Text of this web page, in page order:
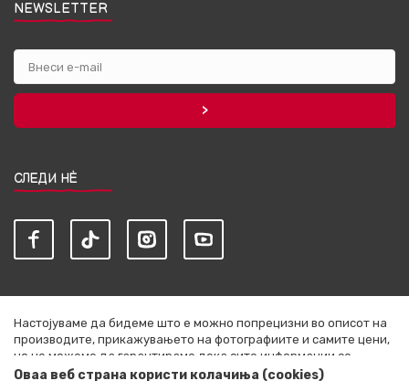
NEWSLETTER
СЛЕДИ НЀ
Настојуваме да бидеме што е можно попрецизни во описот на
производите, прикажувањето на фотографиите и самите цени,
но не можеме да гарантираме дека сите информации се
комплетни и без грешки. Сите артикли прикажани на сајтот се
Оваа веб страна користи колачиња (cookies)